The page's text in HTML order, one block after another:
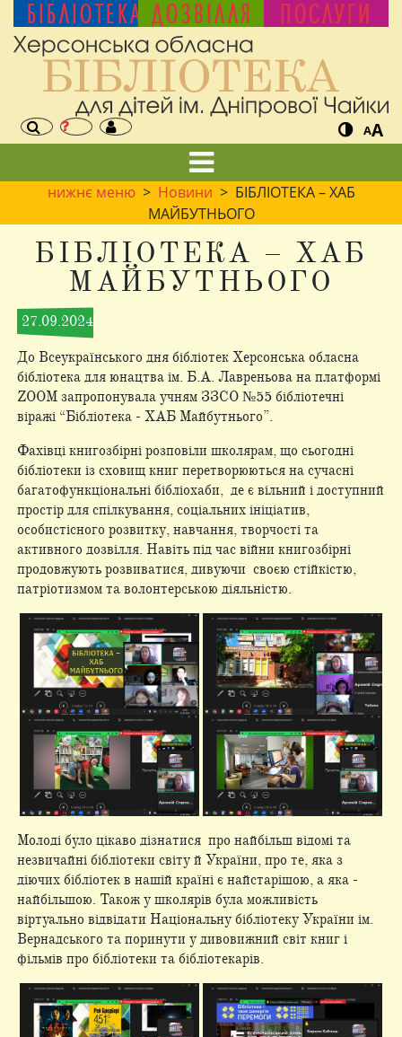
БІБЛІОТЕКА ДОЗВІЛЛЯ ПОСЛУГИ
AA
нижнє меню> Новини > БІБЛІОТЕКА – ХАБ
МАЙБУТНЬОГО
БІБЛІОТЕКА – ХАБ
МАЙБУТНЬОГО
27.09.2024
До Всеукраїнського дня бібліотек Херсонська обласна
бібліотека для юнацтва ім. Б.А. Лавреньова на платформі
ZOOM запропонувала учням ЗЗСО №55 бібліотечні
віражі “Бібліотека - ХАБ Майбутнього”.
Фахівці книгозбірні розповіли школярам, що сьогодні
бібліотеки із сховищ книг перетворюються на сучасні
багатофункціональні бібліохаби, де є вільний і доступний
простір для спілкування, соціальних ініціатив,
особистісного розвитку, навчання, творчості та
активного дозвілля. Навіть під час війни книгозбірні
продовжують розвиватися, дивуючи своєю стійкістю,
патріотизмом та волонтерською діяльністю.
Молоді було цікаво дізнатися про найбільш відомі та
незвичайні бібліотеки світу й України, про те, яка з
діючих бібліотек в нашій країні є найстарішою, а яка -
найбільшою. Також у школярів була можливість
віртуально відвідати Національну бібліотеку України ім.
Вернадського та поринути у дивовижний світ книг і
фільмів про бібліотеки та бібліотекарів.